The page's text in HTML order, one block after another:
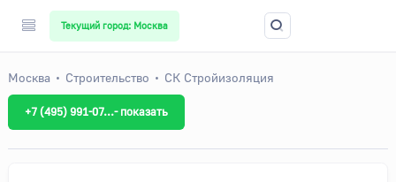
Текущий город: Москва
Москва Строительство СК Стройизоляция
+7 (495) 991-07...- показать